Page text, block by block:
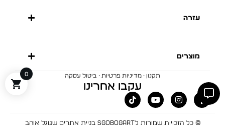
עזרה
מוצרים
תקנון · מדיניות פרטיות · ביטול עסקה
עקבו אחרינו
© כל הזכויות שמורות לBOGART SGO בניית אתרים שגוגל אוהב
0